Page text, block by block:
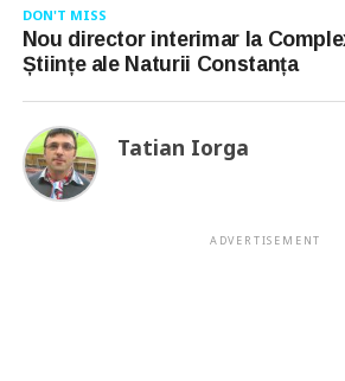
DON'T MISS
Nou director interimar la
Științe ale Naturii Constanța
Tatian Iorga
ADVERTISEMENT